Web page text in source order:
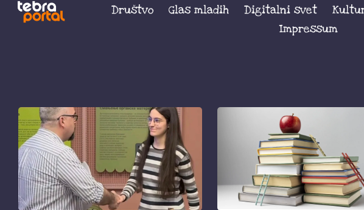
Društvo Glas mladih Digitalni svet
Impressum